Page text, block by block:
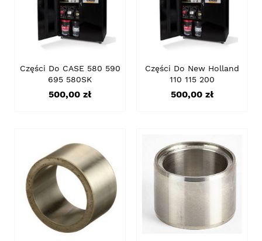
Części Do CASE 580 590
695 580SK
Cena
500,00 zł
Części Do New Holland
110 115 200
Cena
500,00 zł